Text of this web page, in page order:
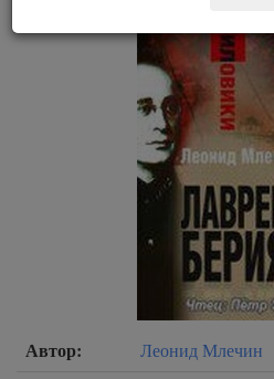
Автор: Леонид Млечин